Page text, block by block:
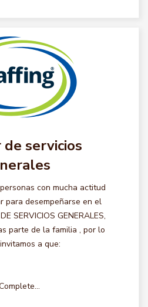
servicios
con mucha actitud
para desempeñarse en el
SERVICIOS GENERALES,
parte de la familia , por lo
a que: